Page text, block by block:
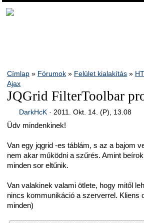
Címlap » Fórumok » Felület kialakítás »
Ajax
JQGrid FilterToolbar
DarkHcK· 2011. Okt. 14. (P), 13.08
Üdv mindenkinek!
Van egy jqgrid -es táblám, s az a bajom
nem akar működni a szűrés. Amint
minden sor eltűnik.
Van valakinek valami ötlete, hogy mitől
nincs kommunikáció a szerverrel. Kliens
minden)